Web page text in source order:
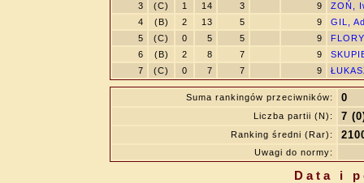
3
(C) 1 14 3 9
ZOŃ,
4
(B) 2 13 5 9
GIL,
5
(C) 0 5 5 9
6
(B) 2 8 7 9
7
(C) 0 7 7 9
Suma rankingów przeciwników: 0
Liczba partii (N): 7
Ranking średni (Rar):
Uwagi do normy:
Data i